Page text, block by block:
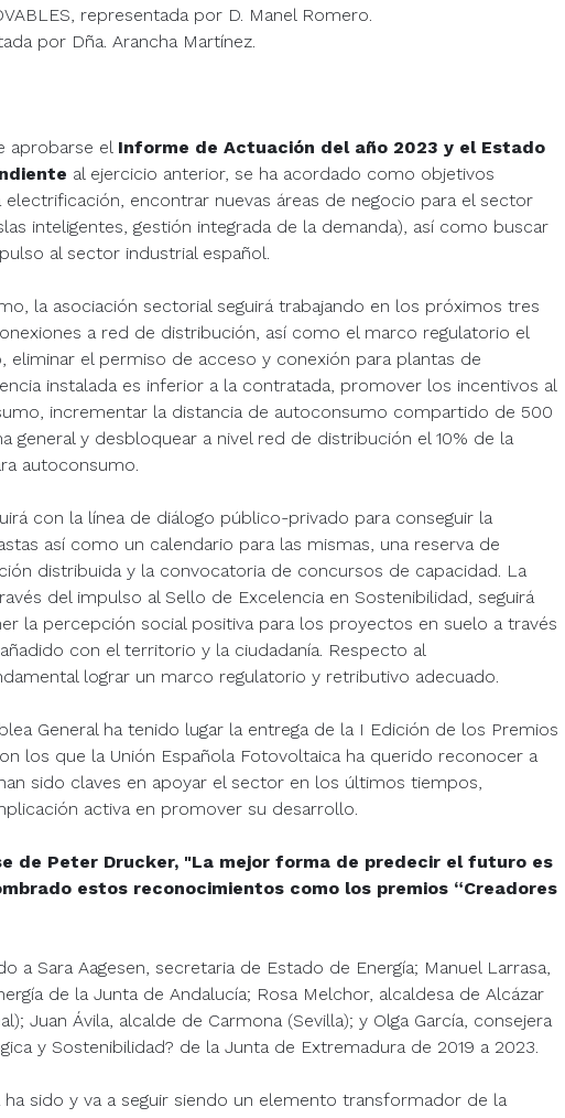
representada por D. Manel Romero.
por Dña. Arancha Martínez.
aprobarse el Informe de Actuación del año 2023 y el Estado
al ejercicio anterior, se ha acordado como objetivos
encontrar nuevas áreas de negocio para el sector
inteligentes, gestión integrada de la demanda), así como buscar
al sector industrial español.
la asociación sectorial seguirá trabajando en los próximos tres
a red de distribución, así como el marco regulatorio el
eliminar el permiso de acceso y conexión para plantas de
instalada es inferior a la contratada, promover los incentivos al
incrementar la distancia de autoconsumo compartido de 500
general y desbloquear a nivel red de distribución el 10% de la
autoconsumo.
con la línea de diálogo público-privado para conseguir la
así como un calendario para las mismas, una reserva de
distribuida y la convocatoria de concursos de capacidad. La
del impulso al Sello de Excelencia en Sostenibilidad, seguirá
la percepción social positiva para los proyectos en suelo a través
con el territorio y la ciudadanía. Respecto al
lograr un marco regulatorio y retributivo adecuado.
General ha tenido lugar la entrega de la I Edición de los Premios
los que la Unión Española Fotovoltaica ha querido reconocer a
sido claves en apoyar el sector en los últimos tiempos,
activa en promover su desarrollo.
de Peter Drucker, "La mejor forma de predecir el futuro es
estos reconocimientos como los premios “Creadores
a Sara Aagesen, secretaria de Estado de Energía; Manuel Larrasa,
de la Junta de Andalucía; Rosa Melchor, alcaldesa de Alcázar
Juan Ávila, alcalde de Carmona (Sevilla); y Olga García, consejera
y Sostenibilidad? de la Junta de Extremadura de 2019 a 2023.
ha sido y va a seguir siendo un elemento transformador de la